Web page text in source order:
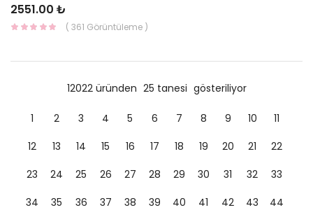
2551.00 ₺
( 361 Görüntüleme )
12022 üründen 25 tanesi gösteriliyor
1 2 3 4 5 6 7 8 9 10
11
12
13 14 15 16 17 18 19 20 21
22
23
24 25 26 27 28 29 30 31 32
33
34
35 36 37 38 39 40 41 42 43
44